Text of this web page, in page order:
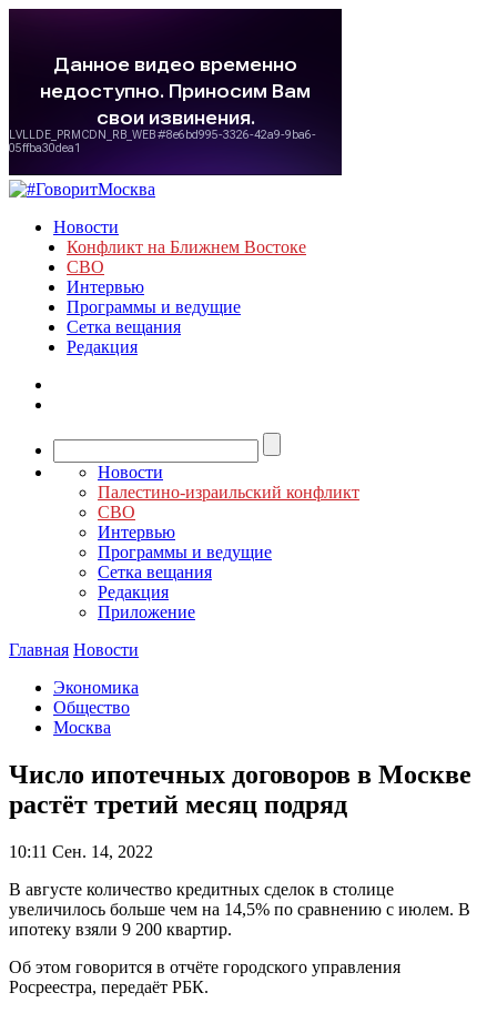
Новости
Конфликт на Ближнем Востоке
СВО
Интервью
Программы и ведущие
Сетка вещания
Редакция
Новости
Палестино-израильский конфликт
СВО
Интервью
Программы и ведущие
Сетка вещания
Редакция
Приложение
Главная Новости
Экономика
Общество
Москва
Число ипотечных договоров в Москве
растёт третий месяц подряд
10:11 Сен. 14, 2022
В августе количество кредитных сделок в столице
увеличилось больше чем на 14,5% по сравнению с июлем. В
ипотеку взяли 9 200 квартир.
Об этом говорится в отчёте городского управления
Росреестра, передаёт РБК.